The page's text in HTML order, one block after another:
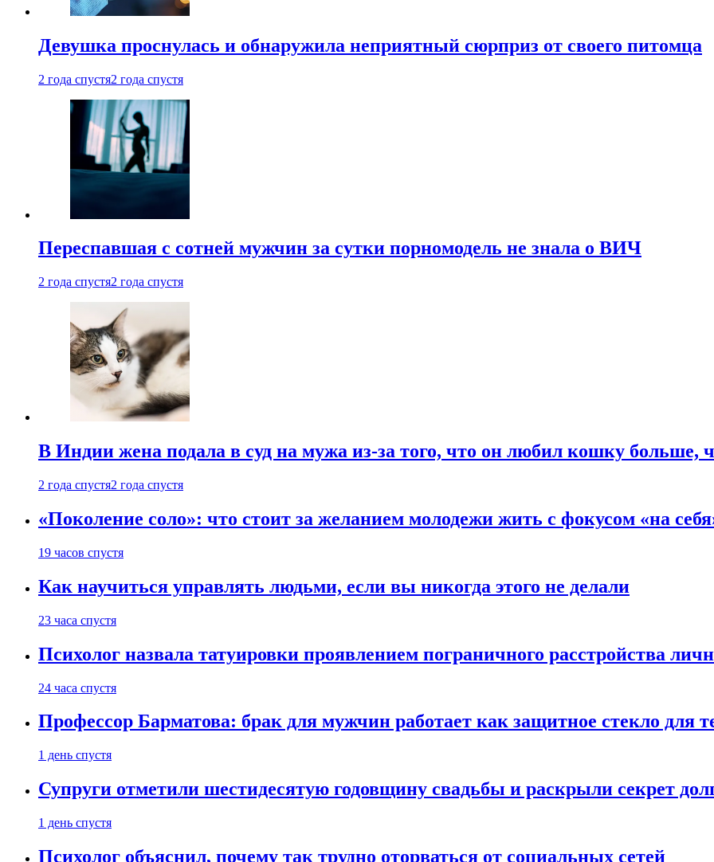
Девушка проснулась и обнаружила неприятный сюрприз от своего питомца
2 года спустя2 года спустя
Переспавшая с сотней мужчин за сутки порномодель не знала о ВИЧ
2 года спустя2 года спустя
В Индии жена подала в суд на мужа из-за того, что он любил кошку больше,
2 года спустя2 года спустя
«Поколение соло»: что стоит за желанием молодежи жить с фокусом «на
19 часов спустя
Как научиться управлять людьми, если вы никогда этого не делали
23 часа спустя
Психолог назвала татуировки проявлением пограничного расстройства
24 часа спустя
Профессор Барматова: брак для мужчин работает как защитное стекло для
1 день спустя
Супруги отметили шестидесятую годовщину свадьбы и раскрыли секрет
1 день спустя
Психолог объяснил, почему так трудно оторваться от социальных сетей